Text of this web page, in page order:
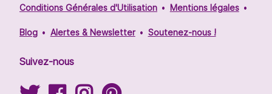
Conditions Générales d'Utilisation Mentions légales
Blog Alertes & Newsletter Soutenez-nous !
Suivez-nous